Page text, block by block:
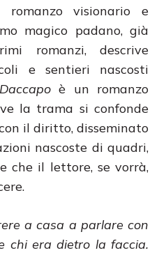
visionario e
magico padano, già
romanzi, descrive
e sentieri nascosti
Daccapo è un romanzo
la trama si confonde
il diritto, disseminato
nascoste di quadri,
che il lettore, se vorrà,
a casa a parlare con
chi era dietro la faccia.